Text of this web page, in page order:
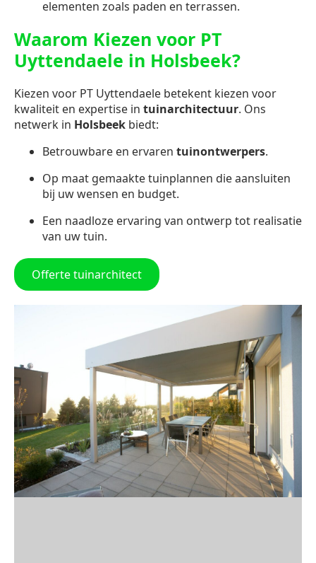
elementen zoals paden en terrassen.
Waarom Kiezen voor PT
Uyttendaele in Holsbeek?
Kiezen voor PT Uyttendaele betekent kiezen voor
kwaliteit en expertise in tuinarchitectuur. Ons
netwerk in Holsbeek biedt:
Betrouwbare en ervaren tuinontwerpers.
Op maat gemaakte tuinplannen die aansluiten
bij uw wensen en budget.
Een naadloze ervaring van ontwerp tot realisatie
van uw tuin.
Offerte tuinarchitect